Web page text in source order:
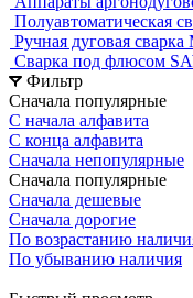
Полуавтоматическая
Ручная дуговая
Сварка под флюсом
Фильтр
Сначала популярные
С начала алфавита
С конца алфавита
Сначала непопулярные
Сначала популярные
Сначала дешевые
Сначала дорогие
По возрастанию
По убыванию наличия